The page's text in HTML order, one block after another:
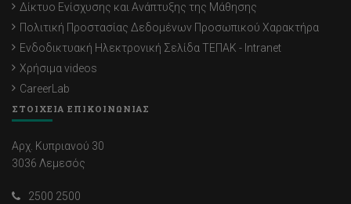
Δίκτυο Ενίσχυσης και Ανάπτυξης της Μάθησης
Πολιτική Προστασίας Δεδομένων Προσωπικού Χαρακτήρα
Ενδοδικτυακή Ηλεκτρονική Σελίδα ΤΕΠΑΚ - Intranet
Χρήσιμα videos
CareerLab
ΣΤΟΙΧΕΙΑ ΕΠΙΚΟΙΝΩΝΙΑΣ
Αρχ. Κυπριανού 30
3036 Λεμεσός
2500 2500